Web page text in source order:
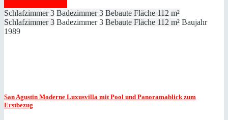
Schlafzimmer 3 Badezimmer 3 Bebaute Fläche 112 m²
Schlafzimmer 3 Badezimmer 3 Bebaute Fläche 112 m² Baujahr
1989
San Agustin Moderne Luxusvilla mit Pool und Panoramablick zum
Erstbezug